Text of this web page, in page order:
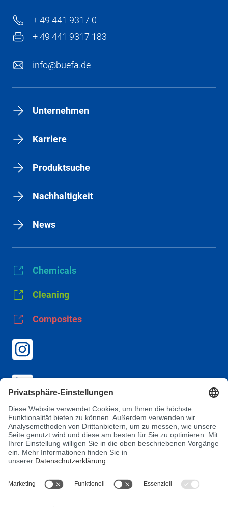
+ 49 441 9317 0
+ 49 441 9317 183
info@buefa.de
Unternehmen
Karriere
Produktsuche
Nachhaltigkeit
News
Chemicals
Cleaning
Composites
AGB
Datenschutz
Impressum